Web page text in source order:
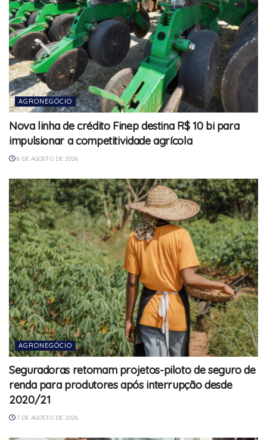
AGRONEGÓCIO
Nova linha de crédito Finep destina R$ 10 bi para
impulsionar a competitividade agrícola
8 DE AGOSTO DE 2026
AGRONEGÓCIO
Seguradoras retomam projetos-piloto de seguro de
renda para produtores após interrupção desde
2020/21
7 DE AGOSTO DE 2026